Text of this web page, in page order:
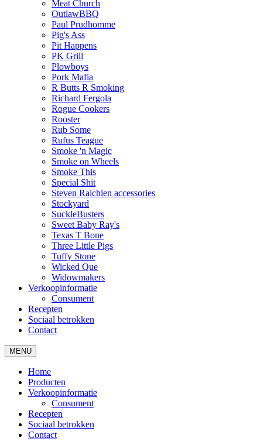
Meat Church
OutlawBBQ
Paul Prudhomme
Pig's Ass
Pit Happens
PK Grill
Plowboys
Pork Mafia
R Butts R Smoking
Richard Fergola
Rogue Cookers
Rooster
Rub Some
Rufus Teague
Smoke 'n Magic
Smoke on Wheels
Smoke This
Special Shit
Steven Raichlen accessories
Stockyard
SuckleBusters
Sweet Baby Ray's
Texas T Bone
Three Little Pigs
Tuffy Stone
Wicked Que
Widowmakers
Verkoopinformatie
Consument
Recepten
Sociaal betrokken
Contact
MENU
Home
Producten
Verkoopinformatie
Consument
Recepten
Sociaal betrokken
Contact